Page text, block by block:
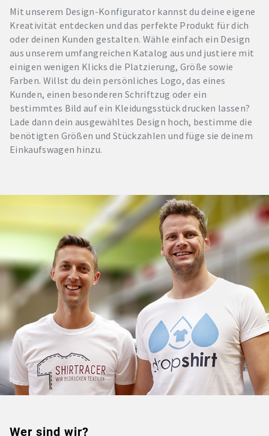
Mit unserem Design-Konfigurator kannst du deine eigene
Kreativität entdecken und das perfekte Produkt für dich
oder deinen Kunden gestalten. Wähle einfach ein Design
aus unserem umfangreichen Katalog aus und justiere mit
einigen wenigen Klicks die Platzierung, Größe sowie
Farben. Willst du dein persönliches Logo, das eines
Kunden, einen besonderen Schriftzug oder ein
bestimmtes Bild auf ein Kleidungsstück drucken lassen?
Lade dann dein ausgewähltes Design hoch, bestimme die
benötigten Größen und Stückzahlen und füge sie deinem
Einkaufswagen hinzu.
Wer sind wir?